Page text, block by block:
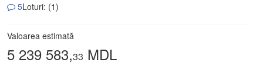
5Loturi: (1)
Valoarea estimată
5 239 583,33 MDL